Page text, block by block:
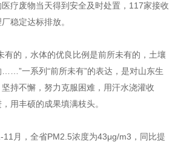
疗废物当天得到安全及时处置，117家接收
稳定达标排放。
有的，水体的优良比例是前所未有的，土壤
一系列“前所未有”的表达，是对山东生
持不懈，努力克服困难，用汗水浇灌收
用丰硕的成果填满枝头。
11月，全省PM2.5浓度为43μg/m3，同比提